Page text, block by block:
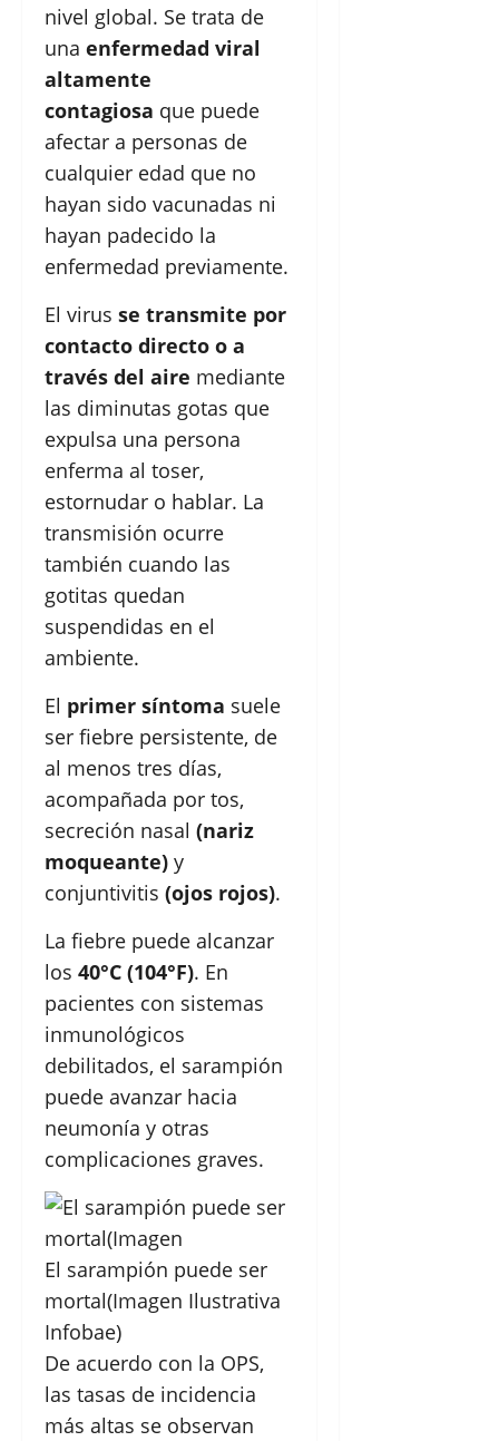
nivel global. Se trata de
una enfermedad viral
altamente
contagiosa que puede
afectar a personas de
cualquier edad que no
hayan sido vacunadas ni
hayan padecido la
enfermedad previamente.
El virus se transmite por
contacto directo o a
través del aire mediante
las diminutas gotas que
expulsa una persona
enferma al toser,
estornudar o hablar. La
transmisión ocurre
también cuando las
gotitas quedan
suspendidas en el
ambiente.
El primer síntoma suele
ser fiebre persistente, de
al menos tres días,
acompañada por tos,
secreción nasal (nariz
moqueante) y
conjuntivitis (ojos rojos).
La fiebre puede alcanzar
los 40°C (104°F). En
pacientes con sistemas
inmunológicos
debilitados, el sarampión
puede avanzar hacia
neumonía y otras
complicaciones graves.
El sarampión puede ser
mortal(Imagen Ilustrativa
Infobae)
De acuerdo con la OPS,
las tasas de incidencia
más altas se observan